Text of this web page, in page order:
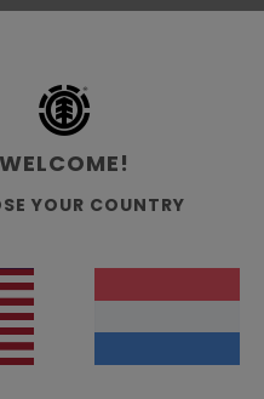
WELCOME!
YOUR COUNTRY